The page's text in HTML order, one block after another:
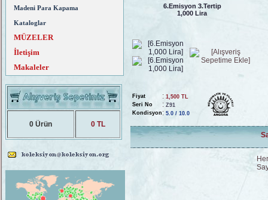
Madeni Para Kapama
Kataloglar
MÜZELER
İletişim
Makaleler
0 Ürün 0 TL
6.Emisyon 3.Tertip
1,000 Lira
Fiyat : 1,500 TL
Seri No
: Z91
Kondisyon : 5.0 / 10.0
Her